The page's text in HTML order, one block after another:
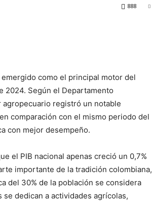
888
como el principal motor del
2024. Según el Departamento
agropecuario registró un notable
comparación con el mismo periodo del
con mejor desempeño.
el PIB nacional apenas creció un 0,7%
importante de la tradición colombiana,
del 30% de la población se considera
dedican a actividades agrícolas,